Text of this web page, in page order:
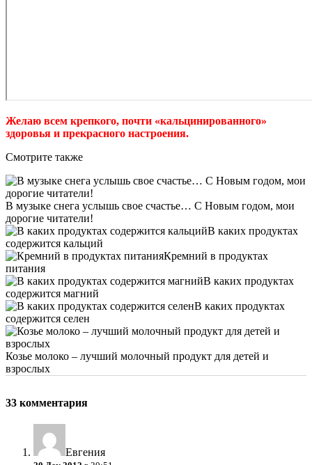
Желаю всем крепкого, почти «кальцинированного»
здоровья и прекрасного настроения.
Смотрите также
В музыке снега услышь свое счастье… С Новым годом, мои
дорогие читатели!
В каких продуктах
содержится кальций
Кремний в продуктах
питания
В каких продуктах
содержится магний
В каких продуктах
содержится селен
Козье молоко – лучший молочный продукт для детей и
взрослых
33 комментария
Евгения